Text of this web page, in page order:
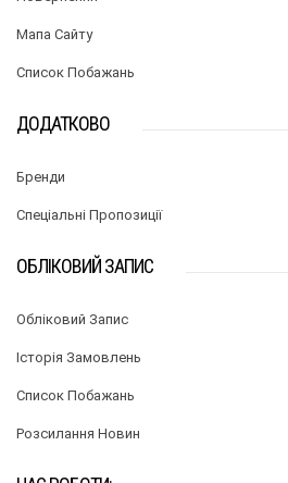
Мапа Сайту
Список Побажань
ДОДАТКОВО
Бренди
Спеціальні Пропозиції
ОБЛІКОВИЙ ЗАПИС
Обліковий Запис
Історія Замовлень
Список Побажань
Розсилання Новин